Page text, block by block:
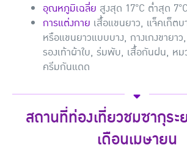
อุณหภูมิเฉลี่ย สูงสุด 17°C ต่ำสุด 7°C
การแต่งกาย เสื้อแขนยาว, แจ็คเก็ต
หรือแขนยาวแบบบาง, กางเกงขายาว
รองเท้าผ้าใบ, ร่มพับ, เสื้อกันฝน, ห
ครีมกันแดด
สถานที่ท่องเที่ยวชมซากุร
เดือนเมษายน